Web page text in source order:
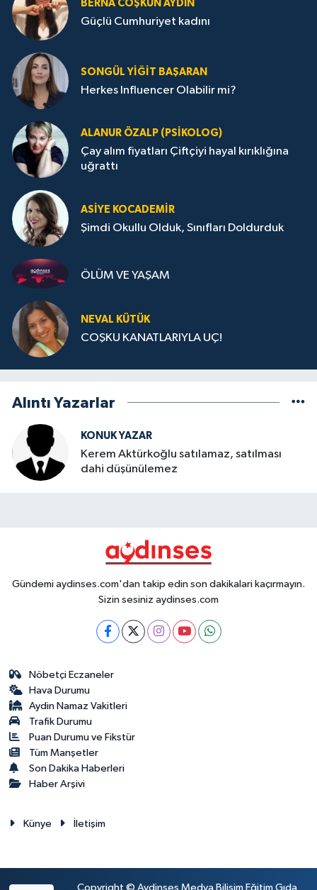
BERNA COŞKUN AYDIN
Güçlü Cumhuriyet kadını
SONGÜL YIĞIT BAŞARAN
Herkes Influencer Olabilir mi?
ALANUR ÖZALP (PSIKOLOG)
Çay alım fiyatları Çiftçiyi hayal kırıklığına
uğrattı
ASIYE KOCADEMİR
Şimdi Okullu Olduk, Sınıfları Doldurduk
ÖLÜM VE YAŞAM
NEVAL KÜTÜK
COŞKU KANATLARIYLA UÇ!
Alıntı Yazarlar
KONUK YAZAR
Kerem Aktürkoğlu satılamaz, satılması
dahi düşünülemez
Gündemi aydinses.com'dan takip edin son dakikalari kaçırmayın.
Sizin sesiniz aydinses.com
Nöbetçi Eczaneler
Hava Durumu
Aydin Namaz Vakitleri
Trafik Durumu
Puan Durumu ve Fikstür
Tüm Manşetler
Son Dakika Haberleri
Haber Arşivi
Künye İletişim
Copyright © Aydinses Medya Bilişim Eğitim Gıda